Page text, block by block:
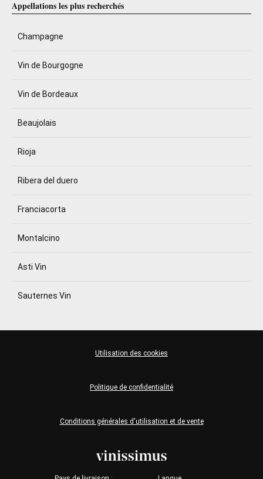
Appellations les plus recherchés
Champagne
Vin de Bourgogne
Vin de Bordeaux
Beaujolais
Rioja
Ribera del duero
Franciacorta
Montalcino
Asti Vin
Sauternes Vin
Conditions générales d'utilisation et de vente
Politique de confidentialité
Utilisation des cookies